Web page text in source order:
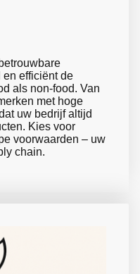
efficiënt de
als non-food. Van
met hoge
uw bedrijf altijd
Kies voor
voorwaarden – uw
chain.